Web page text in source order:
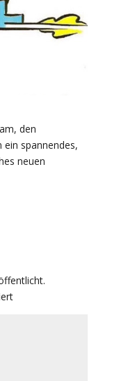
den
spannendes,
neuen